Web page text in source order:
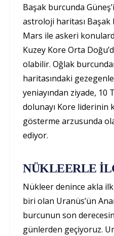
Başak burcunda
astroloji haritası
Mars ile askeri
Kuzey Kore Orta
olabilir. Oğlak
haritasındaki
yeniayından ziyade, 10
dolunayı Kore liderinin
gösterme arzusunda
ediyor.
NÜKLEERLE
Nükleer denince akla
biri olan Uranüs’ün
burcunun son
günlerden geçiyoruz.